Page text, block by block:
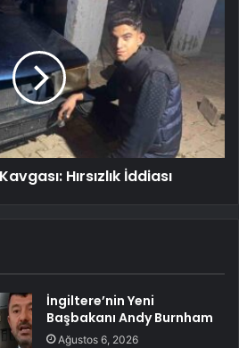
Hırsızlık İddiası
İngiltere’nin Yeni
Başbakanı Andy Burnham
Ağustos 6, 2026